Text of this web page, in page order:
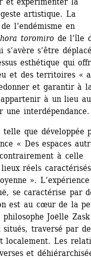
artistique. La
l’endémisme en
toromiro de l’île
s’être
esthétique qui
et des territoires «
et garantir à
appartenir à un lieu
une interdépendance.
telle que développée
« Des espaces
à celle
réels
».
se caractérise par
est au cœur de la
Joëlle
situés, traversé par
localement. Les
et